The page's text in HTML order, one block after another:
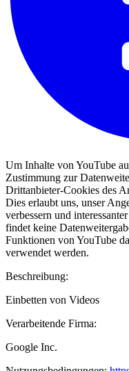
Um Inhalte von YouTube
Zustimmung zur
Drittanbieter-Cookies des
Dies erlaubt uns, unser
verbessern und
findet keine
Funktionen von YouTube
verwendet werden.
Beschreibung:
Einbetten von Videos
Verarbeitende Firma:
Google Inc.